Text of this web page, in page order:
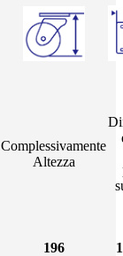
Complessivamente
Altezza
196